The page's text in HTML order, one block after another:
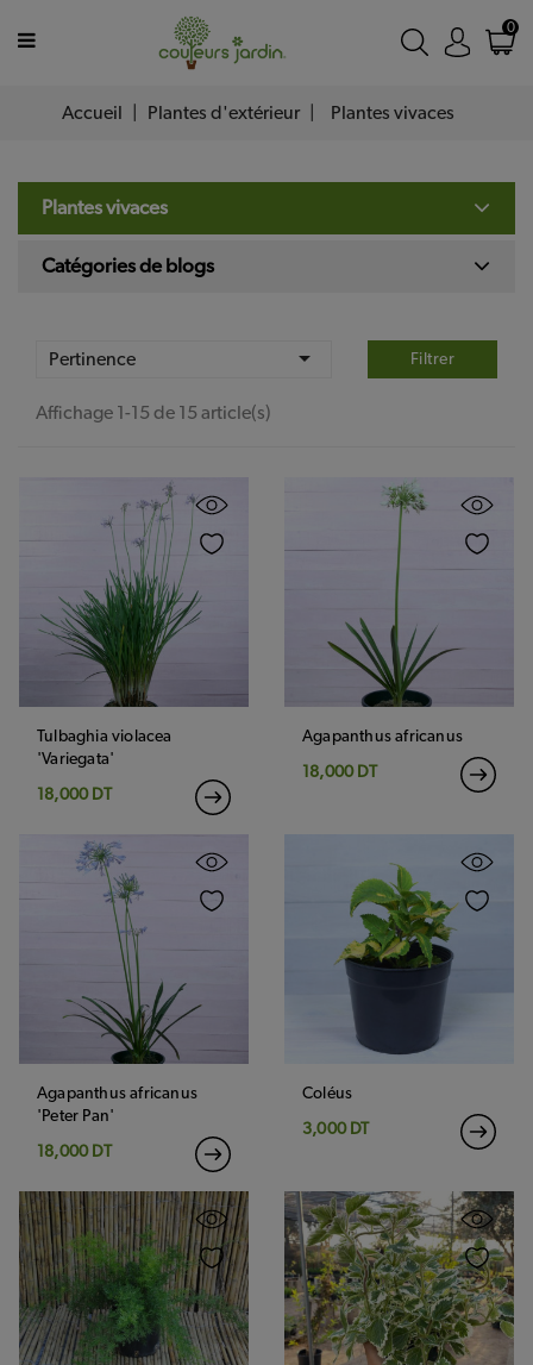
Plantes
Plantes
jardineries
Contact
0
Accueil Plantes d'extérieur Plantes vivaces
Plantes vivaces
Catégories de blogs
Pertinence  Filtrer
Affichage 1-15 de 15 article(s)
Tulbaghia violacea
'Variegata'
18,000 DT
Agapanthus africanus
18,000 DT
Agapanthus africanus
'Peter Pan'
18,000 DT
Coléus
3,000 DT